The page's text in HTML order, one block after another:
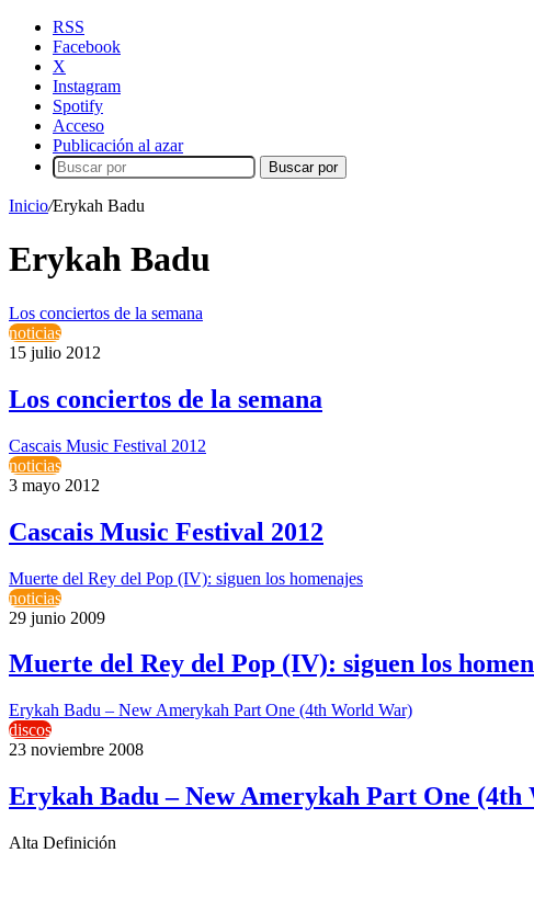
RSS
Facebook
X
Instagram
Spotify
Acceso
Publicación al azar
Buscar por
Inicio/Erykah Badu
Erykah Badu
Los conciertos de la semana
noticias
15 julio 2012
Los conciertos de la semana
Cascais Music Festival 2012
noticias
3 mayo 2012
Cascais Music Festival 2012
Muerte del Rey del Pop (IV): siguen los homenajes
noticias
29 junio 2009
Muerte del Rey del Pop (IV): siguen los
Erykah Badu – New Amerykah Part One (4th World War)
discos
23 noviembre 2008
Erykah Badu – New Amerykah Part One
Alta Definición